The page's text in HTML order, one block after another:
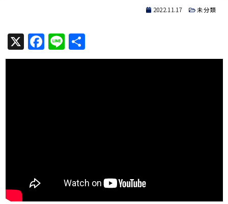
2022.11.17 未分類
X Facebook
Line共
有